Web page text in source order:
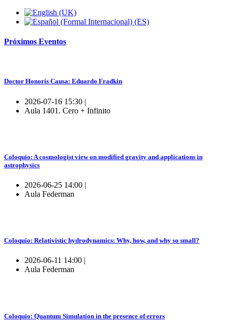
Próximos Eventos
Doctor Honoris Causa: Eduardo Fradkin
2026-07-16 15:30 |
Aula 1401. Cero + Infinito
Coloquio: A cosmologist view on modified gravity and applications in
astrophysics
2026-06-25 14:00 |
Aula Federman
Coloquio: Relativistic hydrodynamics: Why, how, and why so small?
2026-06-11 14:00 |
Aula Federman
Coloquio: Quantum Simulation in the presence of errors